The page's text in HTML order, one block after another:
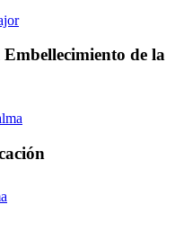
de la